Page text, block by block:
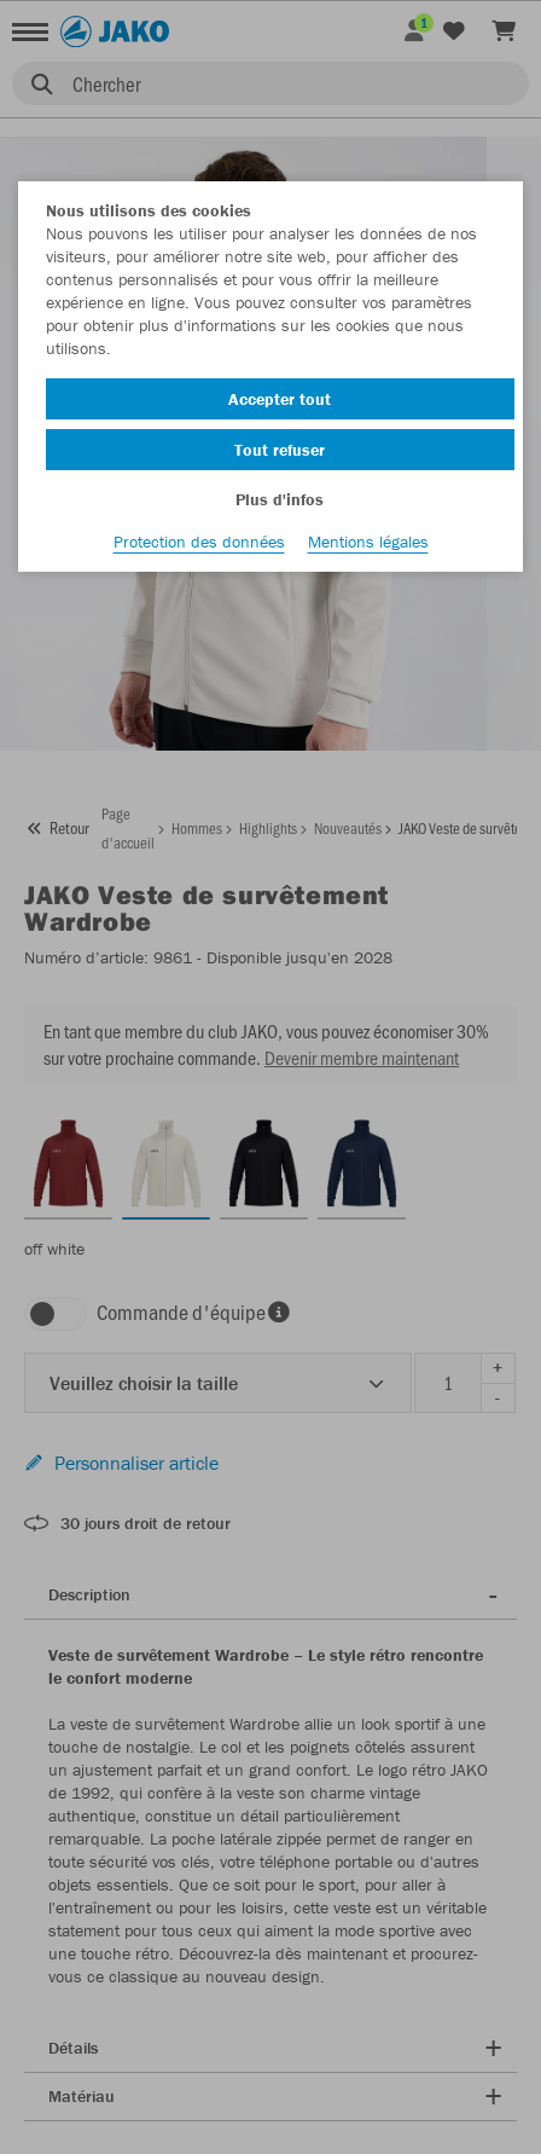
Chercher
1
Retour
Page
d'accueil
Hommes Highlights Nouveautés JAKO Veste de
JAKO Veste de survêtement
Wardrobe
Numéro d’article: 9861 - Disponible jusqu'en 2028
En tant que membre du club JAKO, vous pouvez économiser 30%
sur votre prochaine commande. Devenir membre maintenant
off white
Commande d'équipe
Veuillez choisir la taille
+
-
Personnaliser article
30 jours droit de retour
Description
Veste de survêtement Wardrobe – Le style rétro rencontre
le confort moderne
La veste de survêtement Wardrobe allie un look sportif à une
touche de nostalgie. Le col et les poignets côtelés assurent
un ajustement parfait et un grand confort. Le logo rétro JAKO
de 1992, qui confère à la veste son charme vintage
authentique, constitue un détail particulièrement
remarquable. La poche latérale zippée permet de ranger en
toute sécurité vos clés, votre téléphone portable ou d'autres
objets essentiels. Que ce soit pour le sport, pour aller à
l'entraînement ou pour les loisirs, cette veste est un véritable
statement pour tous ceux qui aiment la mode sportive avec
une touche rétro. Découvrez-la dès maintenant et procurez-
vous ce classique au nouveau design.
Détails
Matériau
Nous utilisons des cookies
Nous pouvons les utiliser pour analyser les données de nos
visiteurs, pour améliorer notre site web, pour afficher des
contenus personnalisés et pour vous offrir la meilleure
expérience en ligne. Vous pouvez consulter vos paramètres
pour obtenir plus d'informations sur les cookies que nous
utilisons.
Accepter tout
Tout refuser
Plus d'infos
Protection des données
Mentions légales